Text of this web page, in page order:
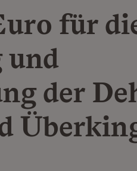
für
und
der